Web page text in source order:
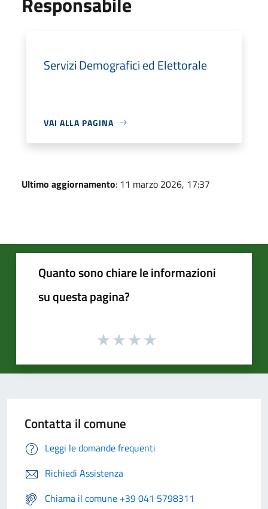
Servizi Demografici ed Elettorale
VAI ALLA PAGINA
Ultimo aggiornamento: 11 marzo 2026, 17:37
Quanto sono chiare le informazioni
su questa pagina?
Contatta il comune
Leggi le domande frequenti
Richiedi Assistenza
Chiama il comune +39 041 5798311